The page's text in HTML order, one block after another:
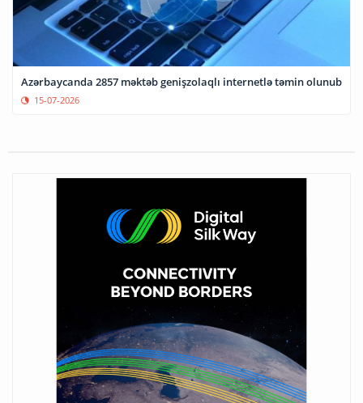
Azərbaycanda 2857 məktəb genişzolaqlı internetlə təmin olunub
15-07-2026